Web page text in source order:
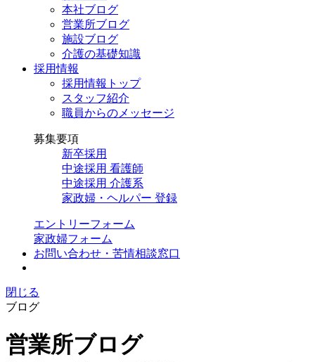
本社ブログ
営業所ブログ
施設ブログ
介護の基礎知識
採用情報
採用情報トップ
スタッフ紹介
職員からのメッセージ
募集要項
新卒採用
中途採用 看護師
中途採用 介護系
家政婦・ヘルパー 登録
エントリーフォーム
家政婦フォーム
お問い合わせ・苦情相談窓口
閉じる
ブログ
営業所ブログ